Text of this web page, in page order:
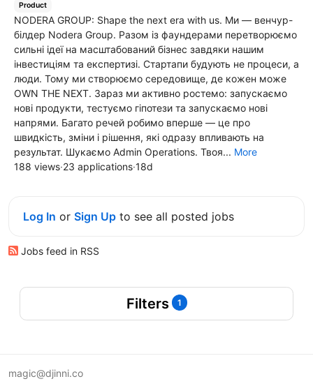
Product
NODERA GROUP: Shape the next era with us. Ми — венчур-
білдер Nodera Group. Разом із фаундерами перетворюємо
сильні ідеї на масштабований бізнес завдяки нашим
інвестиціям та експертизі. Стартапи будують не процеси, а
люди. Тому ми створюємо середовище, де кожен може
OWN THE NEXT. Зараз ми активно ростемо: запускаємо
нові продукти, тестуємо гіпотези та запускаємо нові
напрями. Багато речей робимо вперше — це про
швидкість, зміни і рішення, які одразу впливають на
результат. Шукаємо Admin Operations. Твоя... More
188 views·23 applications·18d
Log In or Sign Up to see all posted jobs
Jobs feed in RSS
Filters 1
magic@djinni.co